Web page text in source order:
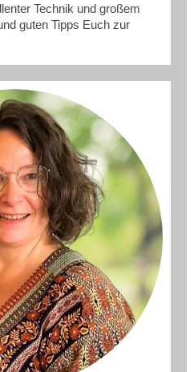
Technik und großem
guten Tipps Euch zur